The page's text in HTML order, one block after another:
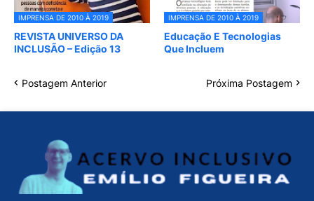
IMPRENSA DE 2010 À 2019
REVISTA UNIVERSO DA
INCLUSÃO – Edição 13
IMPRENSA DE 2010 À 2019
Educação E Tecnologias
Que Incluem
Postagem Anterior Próxima Postagem